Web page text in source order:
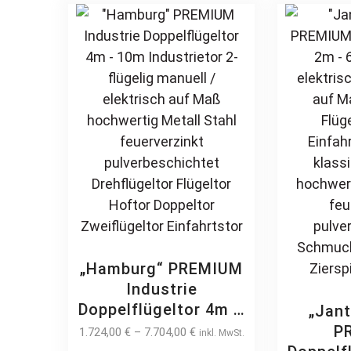
Jalousiezaun
The
options
may
on
„Hamburg“ PREMIUM
Industrie
Doppelflügeltor 4m –
10m Industrietor 2-
1.724,00 €– 7.704,00 € inkl. MwSt.